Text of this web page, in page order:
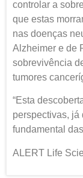
controlar a
que estas
nas doenças
Alzheimer e de
sobrevivência
tumores
“Esta
perspectivas, já
fundamental
ALERT Life